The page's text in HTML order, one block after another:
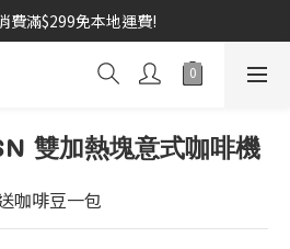
費滿$299免本地運費!
雙加熱塊意式咖啡機
咖啡豆一包